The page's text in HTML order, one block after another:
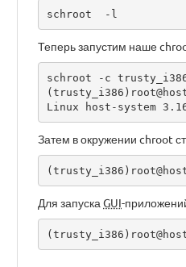
schroot  -l
Теперь запустим наше
schroot -c
Linux host-system
Затем в окружении chroot
Для запуска GUI-